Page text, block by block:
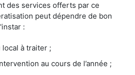
des services offerts par ce
peut dépendre de bon
:
à traiter ;
au cours de l’année ;